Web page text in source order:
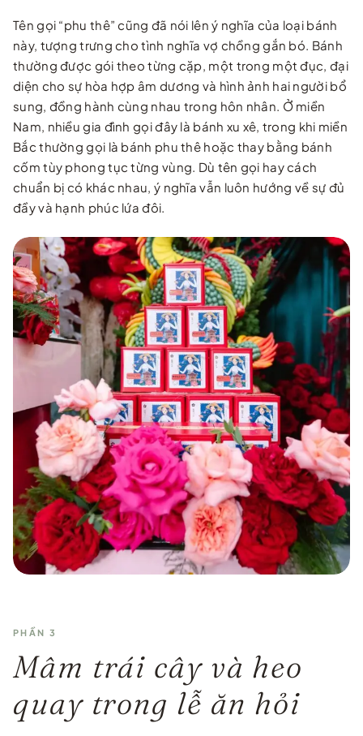
Tên gọi “phu thê” cũng đã nói lên ý nghĩa của loại bánh
này, tượng trưng cho tình nghĩa vợ chồng gắn bó. Bánh
thường được gói theo từng cặp, một trong một đục, đại
diện cho sự hòa hợp âm dương và hình ảnh hai người bổ
sung, đồng hành cùng nhau trong hôn nhân. Ở miền
Nam, nhiều gia đình gọi đây là bánh xu xê, trong khi miền
Bắc thường gọi là bánh phu thê hoặc thay bằng bánh
cốm tùy phong tục từng vùng. Dù tên gọi hay cách
chuẩn bị có khác nhau, ý nghĩa vẫn luôn hướng về sự đủ
đầy và hạnh phúc lứa đôi.
PHẦN 3
Mâm trái cây và heo
quay trong lễ ăn hỏi